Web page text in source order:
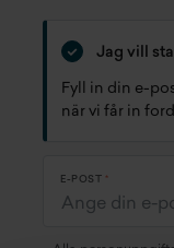
Jag vill
Fyll in din e-
när vi får in
E-POST